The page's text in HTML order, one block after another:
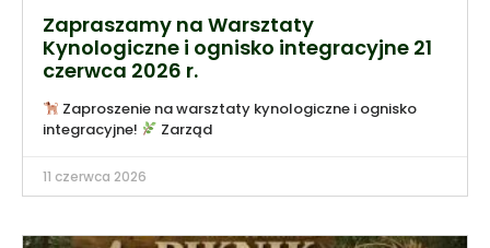
Zapraszamy na Warsztaty
Kynologiczne i ognisko integracyjne 21
czerwca 2026 r.
Zaproszenie na warsztaty kynologiczne i ognisko
integracyjne!
Zarząd
11 czerwca 2026